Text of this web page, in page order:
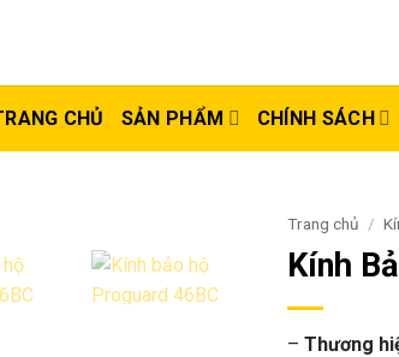
CHỦ SẢN PHẨM CHÍNH SÁCH
Trang chủ /
Kính
– Thương